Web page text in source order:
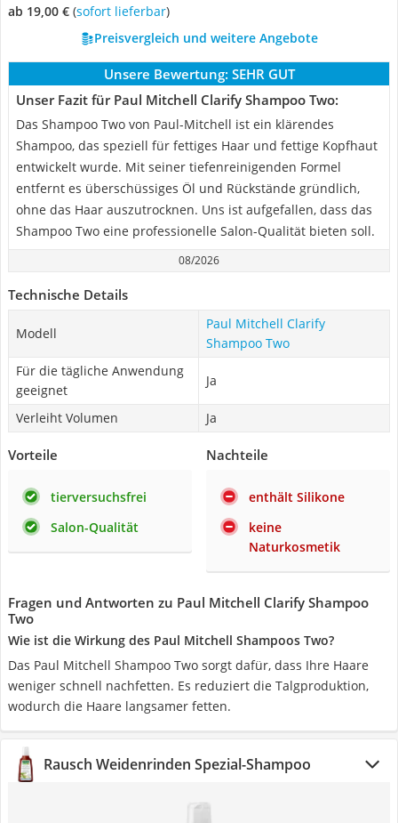
ab 19,00 € ( Sofort lieferbar)
Preisvergleich und weitere Angebote
Unsere Bewertung: SEHR GUT
Unser Fazit für Paul Mitchell Clarify Shampoo Two:
Das Shampoo Two von Paul-Mitchell ist ein klärendes
Shampoo, das speziell für fettiges Haar und fettige Kopfhaut
entwickelt wurde. Mit seiner tiefenreinigenden Formel
entfernt es überschüssiges Öl und Rückstände gründlich,
ohne das Haar auszutrocknen. Uns ist aufgefallen, dass das
Shampoo Two eine professionelle Salon-Qualität bieten soll.
08/2026
Technische Details
Modell
Paul Mitchell Clarify
Shampoo Two
Für die tägliche Anwendung
geeignet
Ja
Verleiht Volumen Ja
Vorteile
tierversuchsfrei
Salon-Qualität
Nachteile
enthält Silikone
keine
Naturkosmetik
Fragen und Antworten zu Paul Mitchell Clarify Shampoo
Two
Wie ist die Wirkung des Paul Mitchell Shampoos Two?
Das Paul Mitchell Shampoo Two sorgt dafür, dass Ihre Haare
weniger schnell nachfetten. Es reduziert die Talgproduktion,
wodurch die Haare langsamer fetten.
Rausch Weidenrinden Spezial-Shampoo